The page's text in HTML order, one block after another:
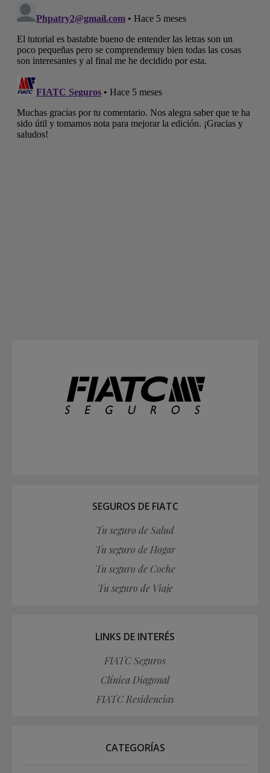
SEGUROS DE FIATC
Tu seguro de Salud
Tu seguro de Hogar
Tu seguro de Coche
Tu seguro de Viaje
LINKS DE INTERÉS
FIATC Seguros
Clínica Diagonal
FIATC Residencias
CATEGORÍAS